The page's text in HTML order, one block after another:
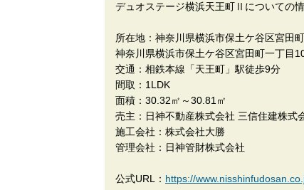
デュオステージ横浜天王町Ⅱについての情
所在地：神奈川県横浜市保土ケ谷区宮田
神奈川県横浜市保土ケ谷区宮田町一丁目
交通：相鉄本線「天王町」駅徒歩9分
間取：1LDK
面積：30.32㎡～30.81㎡
売主：日神不動産株式会社 三信住建株式
施工会社：株式会社大勝
管理会社：日神管財株式会社
公式URL： https://